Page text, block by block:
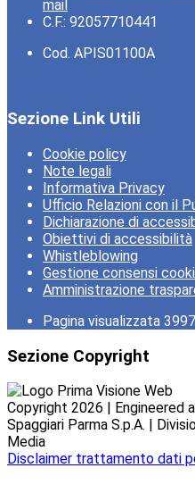
mail
C.F.: 92057710441
Cod. APIS01100A
Sezione Link Utili
Cookie policy
Note legali
Informativa Privacy
Ufficio Relazioni con il
Dichiarazione di
Obiettivi di accessibilità
Whistleblowing
Gestione consensi
Amministrazione
Pagina visualizzata 3997
Sezione Copyright
Copyright 2026 | Engineered
Spaggiari Parma S.p.A. |
Media
Disclaimer trattamento dati